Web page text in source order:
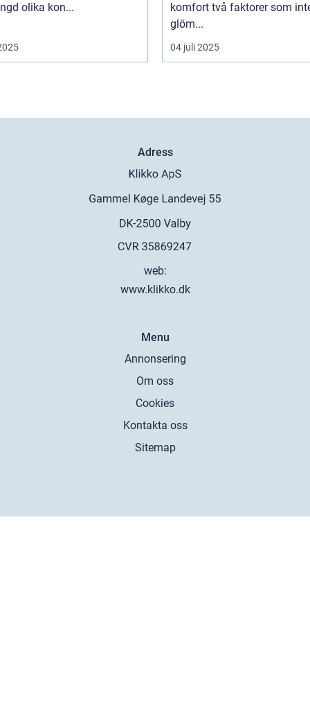
olika kon...
komfort två faktorer som
glöm...
04 juli 2025
Adress
web:
www.klikko.dk
Menu
Annonsering
Om oss
Cookies
Kontakta oss
Sitemap